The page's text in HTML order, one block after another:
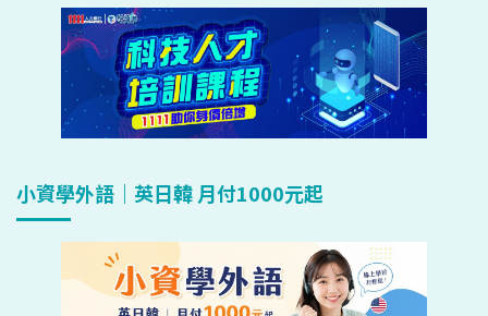
小資學外語｜英日韓 月付1000元起